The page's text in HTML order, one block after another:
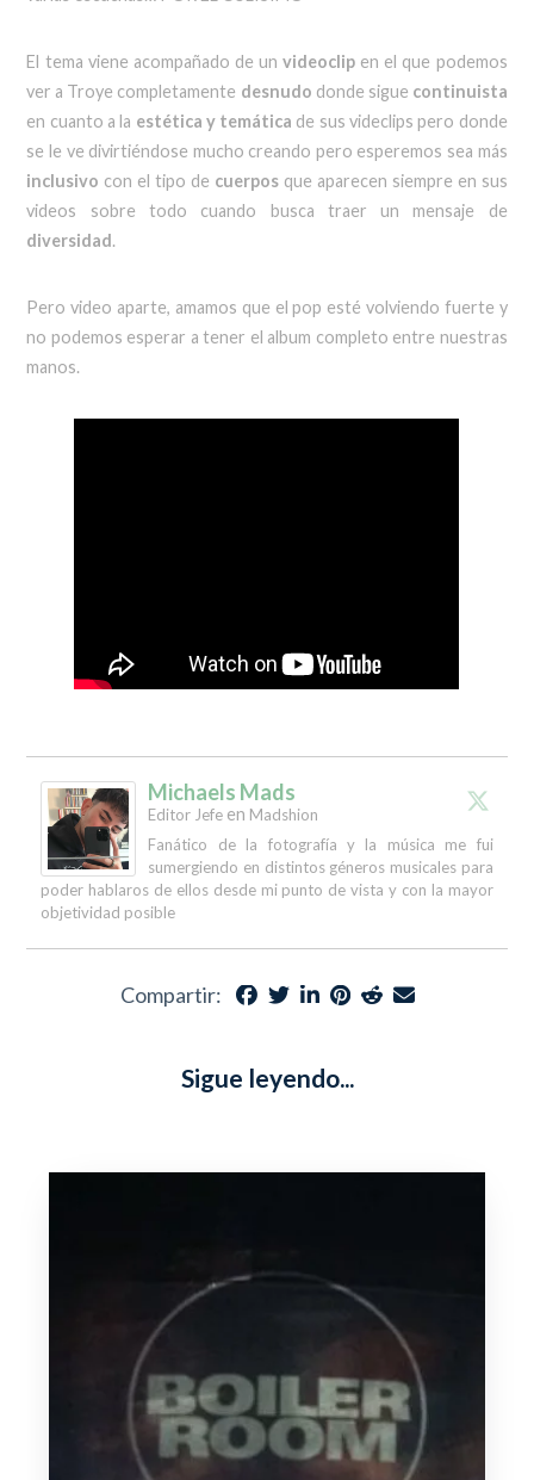
El tema viene acompañado de unvideoclip en el que podemos
ver a Troye completamente desnudo donde sigue continuista
en cuanto a la estética y temática de sus videclips pero donde
se le ve divirtiéndose mucho creando pero esperemos sea más
inclusivo con el tipo de cuerpos que aparecen siempre en sus
videos sobre todo cuando busca traer un mensaje de
diversidad.
Pero video aparte, amamos que el pop esté volviendo fuerte y
no podemos esperar a tener el album completo entre nuestras
manos.
Michaels Mads
Editor Jefe en Madshion
Fanático de la fotografía y la música me fui
sumergiendo en distintos géneros musicales para
poder hablaros de ellos desde mi punto de vista y con la mayor
objetividad posible
Compartir:
Sigue leyendo...